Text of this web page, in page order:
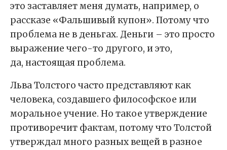
это заставляет меня думать, напримep, о
рассказе «Фальшивый купон». Потому что
проблема не в деньгах. Деньги – это просто
выражение чего-то другого, и это,
да, настоящая проблема.
Льва Toлcтого часто представляют как
человека, создавшего философское или
моральное учение. Но такое утверждение
противоречит фактам, потому что Толстой
утверждал много разных вещей в разное